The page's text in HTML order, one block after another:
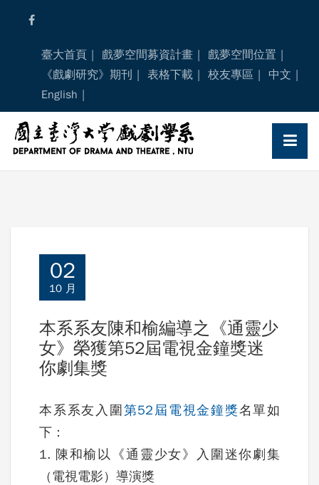
臺大首頁 戲夢空間募資計畫
戲夢空間位置
《戲劇研究》期刊
表格下載 校友專區
中文
English
02
10 月
本系系友陳和榆編導之《通靈少
女》榮獲第52屆電視金鐘獎迷
你劇集獎
本系系友入圍 第52屆電視金鐘獎名單如
下：
1. 陳和榆以《通靈少女》入圍迷你劇集
（電視電影）導演獎